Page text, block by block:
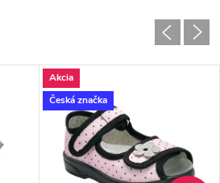
Akcia
Česká značka